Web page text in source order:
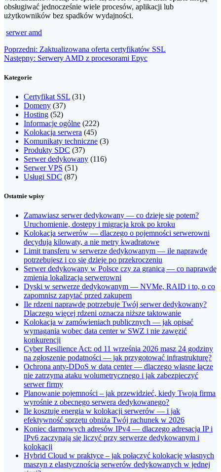
obsługiwać jednocześnie wiele procesów, aplikacji lub
użytkowników bez spadków wydajności.
serwer amd
Nawigacja
wpisu
Poprzedni: Poprzedni
wpis:
Zaktualizowana oferta certyfikatów SSL
Następny: Następny
Serwery AMD z procesorami Epyc
Kategorie
Certyfikat SSL (31)
Domeny (37)
Hosting (52)
Informacje ogólne (222)
Kolokacja serwera (45)
Komunikaty techniczne (3)
Produkty SDC (37)
Serwer dedykowany (116)
Serwer VPS (51)
Usługi SDC (87)
Ostatnie wpisy
Zamawiasz serwer dedykowany — co dzieje się potem?
Uruchomienie, dostępy i migracja krok po kroku
Kolokacja serwerów — dlaczego o pojemności serwerowni
decydują kilowaty, a nie metry kwadratowe
Limit transferu w serwerze dedykowanym — ile naprawdę
potrzebujesz i co się dzieje po przekroczeniu
Serwer dedykowany w Polsce czy za granicą — co naprawdę
zmienia lokalizacja serwerowni
Dyski w serwerze dedykowanym — NVMe, RAID i to, o co
zapomnisz zapytać przed zakupem
Ile rdzeni naprawdę potrzebuje Twój serwer dedykowany?
Dlaczego więcej rdzeni oznacza niższe taktowanie
Kolokacja w zamówieniach publicznych — jak opisać
wymagania wobec data center w SWZ i nie zawęzić
konkurencji
Cyber Resilience Act: od 11 września 2026 masz 24 godziny
na zgłoszenie podatności — jak przygotować infrastrukturę?
Ochrona anty-DDoS w data center — dlaczego własne łącze
nie zatrzyma ataku wolumetrycznego i jak zabezpieczyć
serwer firmy
Planowanie pojemności – jak przewidzieć, kiedy Twoja firma
wyrośnie z obecnego serwera dedykowanego?
Ile kosztuje energia w kolokacji serwerów — i jak
efektywność sprzętu obniża Twój rachunek w 2026
Koniec darmowych adresów IPv4 — dlaczego adresacja IP i
IPv6 zaczynają się liczyć przy serwerze dedykowanym i
kolokacji
Hybrid Cloud w praktyce – jak połączyć kolokację własnych
maszyn z elastycznością serwerów dedykowanych w jednej